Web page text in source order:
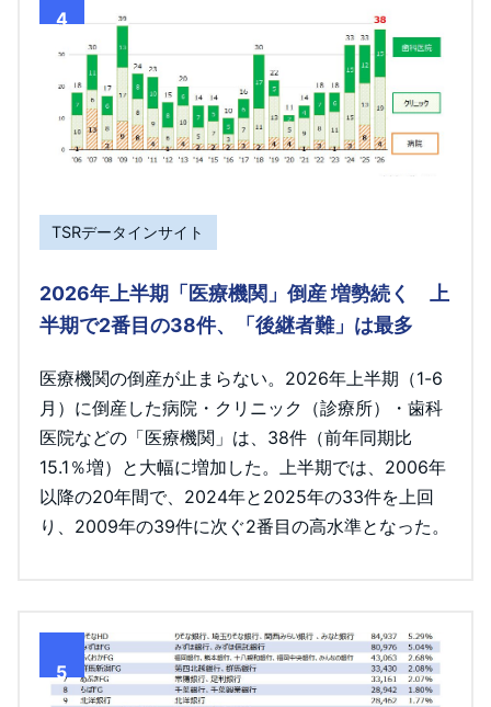
4
TSRデータインサイト
2026年上半期「医療機関」倒産 増勢続く 上
半期で2番目の38件、「後継者難」は最多
医療機関の倒産が止まらない。2026年上半期（1-6
月）に倒産した病院・クリニック（診療所）・歯科
医院などの「医療機関」は、38件（前年同期比
15.1％増）と大幅に増加した。上半期では、2006年
以降の20年間で、2024年と2025年の33件を上回
り、2009年の39件に次ぐ2番目の高水準となった。
5